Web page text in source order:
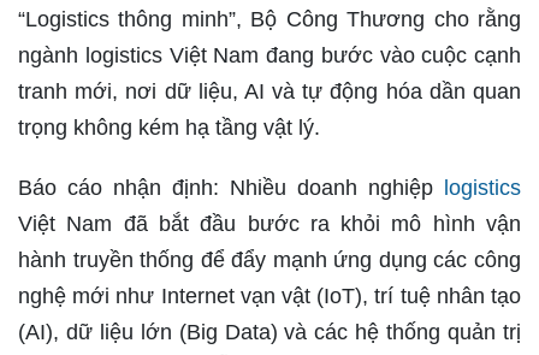
“Logistics thông minh”, Bộ Công Thương cho rằng
ngành logistics Việt Nam đang bước vào cuộc cạnh
tranh mới, nơi dữ liệu, AI và tự động hóa dần quan
trọng không kém hạ tầng vật lý.
Báo cáo nhận định: Nhiều doanh nghiệp
logistics
Việt Nam đã bắt đầu bước ra khỏi mô hình vận
hành truyền thống để đẩy mạnh ứng dụng các công
nghệ mới như Internet vạn vật (IoT), trí tuệ nhân tạo
(AI), dữ liệu lớn (Big Data) và các hệ thống quản trị